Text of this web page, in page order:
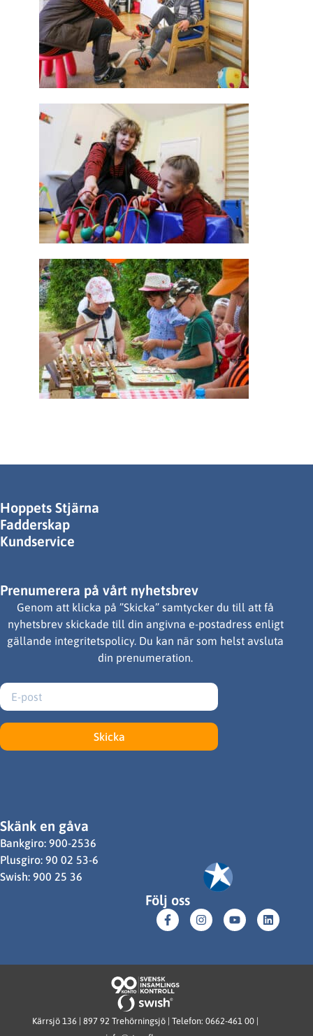
Hoppets Stjärna
Fadderskap
Kundservice
Prenumerera på vårt nyhetsbrev
Genom att klicka på ”Skicka” samtycker du till att få
nyhetsbrev skickade till din angivna e-postadress enligt
gällande integritetspolicy. Du kan när som helst avsluta
din prenumeration.
Skicka
Skänk en gåva
Bankgiro: 900-2536
Plusgiro: 90 02 53-6
Swish: 900 25 36
Följ oss
Kärrsjö 136 | 897 92 Trehörningsjö | Telefon: 0662-461 00 |